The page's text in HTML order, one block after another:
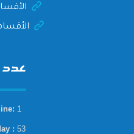
عدد
1
: 53